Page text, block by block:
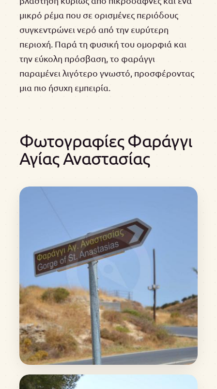
μικρό ρέμα που σε ορισμένες περιόδους
συγκεντρώνει νερό από την ευρύτερη
περιοχή. Παρά τη φυσική του ομορφιά και
την εύκολη πρόσβαση, το φαράγγι
παραμένει λιγότερο γνωστό, προσφέροντας
μια πιο ήσυχη εμπειρία.
Φωτογραφίες Φαράγγι
Αγίας Αναστασίας